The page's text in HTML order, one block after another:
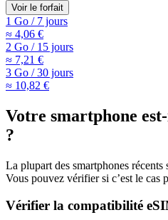
Voir le forfait
1 Go /7 jours
≈ 4,06 €
2 Go /15 jours
≈ 7,21 €
3 Go /30 jours
≈ 10,82 €
Votre smartphone
?
La plupart des smartphones
Vous pouvez vérifier si c’est le cas
Vérifier la compatibilité